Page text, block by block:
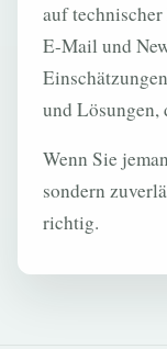
auf
E-Mail und
und
Wenn Sie
sondern
richtig.